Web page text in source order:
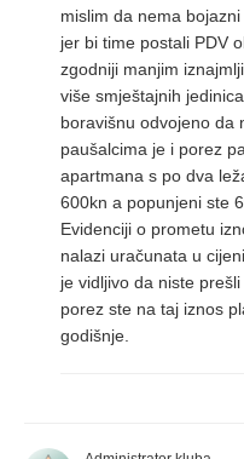
mislim da nema
jer bi time postali PDV
zgodniji manjim
više smještajnih
boravišnu odvojeno da
paušalcima je i porez
apartmana s po dva
600kn a popunjeni ste
Evidenciji o prometu
nalazi uračunata u
je vidljivo da niste
porez ste na taj iznos
godišnje.